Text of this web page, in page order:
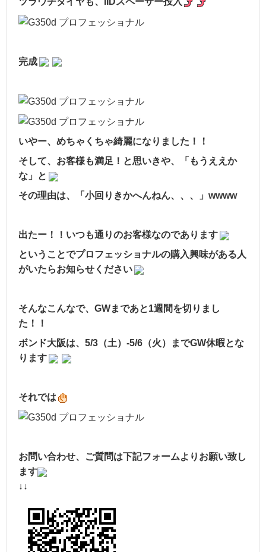
完成
いやー、めちゃくちゃ綺麗になりました！！
そして、お客様も満足！と思いきや、「もうええか
な」と
その理由は、「小回りきかへんねん、、、」wwww
出たー！！いつも通りのお客様なのであります
ということでプロフェッショナルの購入興味がある人
がいたらお知らせください
そんなこんなで、GWまであと1週間を切りまし
た！！
ボンド大阪は、5/3（土）-5/6（火）までGW休暇とな
ります
それでは
お問い合わせ、ご質問は下記フォームよりお願い致し
ます
↓↓